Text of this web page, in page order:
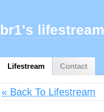
Lifestream Contact
br1's lifestream
« Back To Lifestream